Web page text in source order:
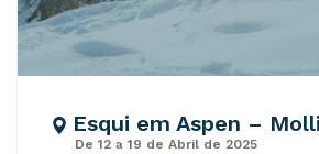
Esqui em Aspen –
De 12 a 19 de Abril de 2025